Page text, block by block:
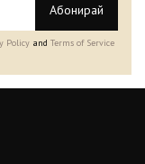
Абонирай
Policy and Terms of Service